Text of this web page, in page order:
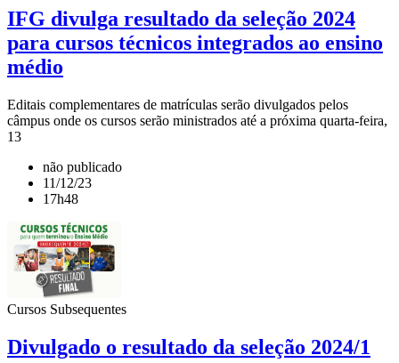
IFG divulga resultado da seleção 2024
para cursos técnicos integrados ao ensino
médio
Editais complementares de matrículas serão divulgados pelos
câmpus onde os cursos serão ministrados até a próxima quarta-feira,
13
não publicado
11/12/23
17h48
Cursos Subsequentes
Divulgado o resultado da seleção 2024/1